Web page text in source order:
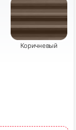
Коричневый